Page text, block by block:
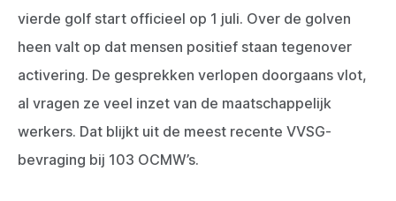
vierde golf start officieel op 1 juli. Over de golven
heen valt op dat mensen positief staan tegenover
activering. De gesprekken verlopen doorgaans vlot,
al vragen ze veel inzet van de maatschappelijk
werkers. Dat blijkt uit de meest recente VVSG-
bevraging bij 103 OCMW’s.